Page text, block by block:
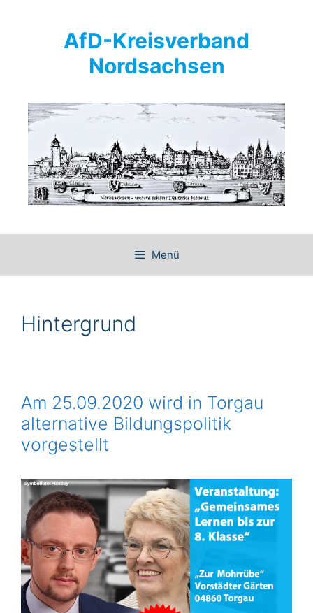
AfD-Kreisverband
Nordsachsen
Menü
Hintergrund
Am 25.09.2020 wird in Torgau
alternative Bildungspolitik
vorgestellt